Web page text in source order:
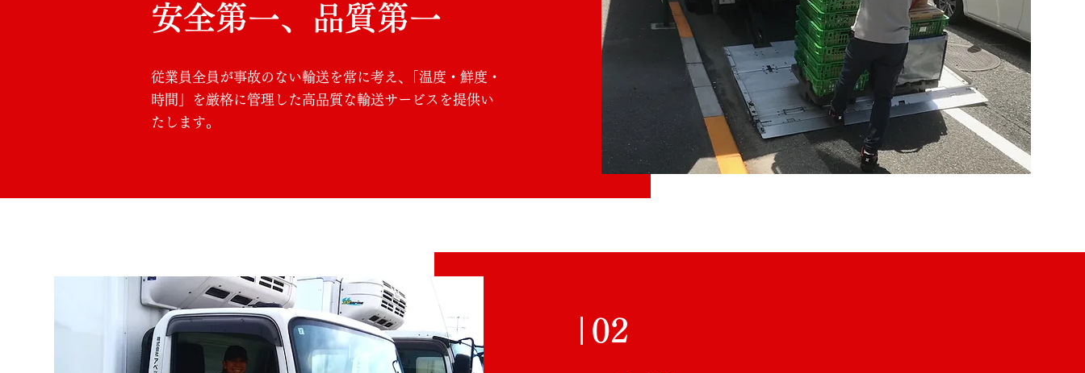
安全第一、品質第一
従業員全員が事故のない輸送を常に考え、｢温度・鮮度・
時間」を厳格に管理した高品質な輸送サービスを提供い
たします。
02